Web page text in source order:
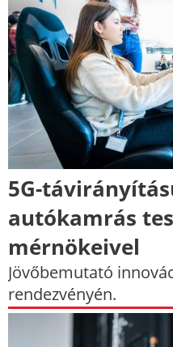
5G-
autókamrás
mérnökeivel
Jövőbemutató
rendezvényén.